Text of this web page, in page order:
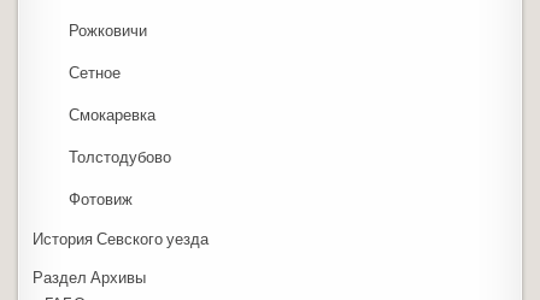
Рожковичи
Сетное
Смокаревка
Толстодубово
Фотовиж
История Севского уезда
Раздел Архивы